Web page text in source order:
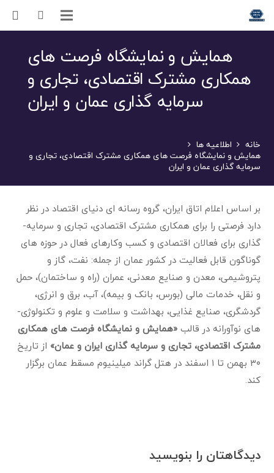
همایش و نمایشگاه فرصت های
همکاری مشترک اقتصادی، تجاری و
سرمایه گذاری عمان و ایران
خانه اطلاعیه ها
همایش و نمایشگاه فرصت های همکاری مشترک اقتصادی، تجاری و
سرمایه گذاری عمان و ایران
بر اساس اعلام اتاق ایران، گروه رسانه­ ای دنیای اقتصاد در نظر
دارد فرصتی را برای همکاری مشترک اقتصادی، تجاری و سرمایه­
گذاری برای فعالان اقتصادی و کسب ­وکار­های فعال در حوزه­ های
گوناگون قابل فعالیت در کشور عمان از جمله: نفت، گاز و
پتروشیمی، معدن و صنایع معدنی، عمران (راه و ساختمان)، حمل
و نقل، خدمات مالی (بورس، بانک و بیمه)، آب، برق و انرژی،
گردشگری، صنایع غذایی، بهداشت و سلامت و علوم و تکنولوژی­
های نوآورانه در قالب«همایش و نمایشگاه فرصت های همکاری
مشترک اقتصادی، تجاری و سرمایه ­گذاری ایران و عمان» از تاریخ
۳۰ بهمن تا ۱ اسفند در هتل گراند میلینیوم مسقط عمان برگزار
کند.
دیدگاهتان را بنویسید